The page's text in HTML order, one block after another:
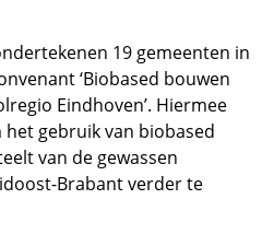
19 gemeenten in
‘Biobased bouwen
Eindhoven’. Hiermee
het gebruik van biobased
van de gewassen
Brabant verder te